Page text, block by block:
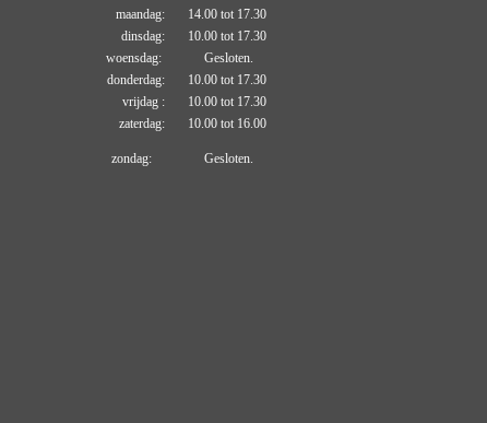
maandag: 14.00 tot 17.30
dinsdag: 10.00 tot 17.30
woensdag: Gesloten.
donderdag: 10.00 tot 17.30
vrijdag : 10.00 tot 17.30
zaterdag: 10.00 tot 16.00
zondag: Gesloten.